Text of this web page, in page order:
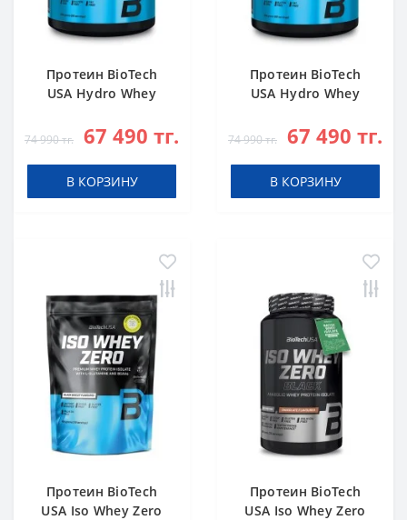
Протеин BioTech
USA Hydro Whey
g
74 990 тг. 67 490 тг.
В КОРЗИНУ
Протеин BioTech
USA Hydro Whey
74 990 тг. 67 490 тг.
В КОРЗИНУ
Протеин BioTech
USA Iso Whey Zero
Протеин BioTech
USA Iso Whey Zero